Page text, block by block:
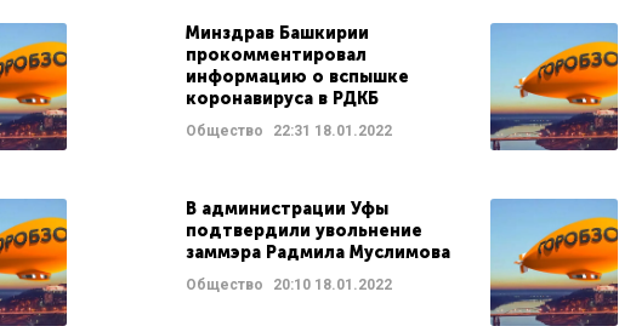
Минздрав Башкирии
прокомментировал
информацию о вспышке
коронавируса в РДКБ
Общество 22:31 18.01.2022
В администрации Уфы
подтвердили увольнение
заммэра Радмила Муслимова
Общество 20:1018.01.2022